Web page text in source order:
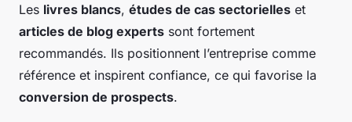
Les livres blancs, études de cas sectorielles et
articles de blog experts sont fortement
recommandés. Ils positionnent l’entreprise comme
référence et inspirent confiance, ce qui favorise la
conversion de prospects.